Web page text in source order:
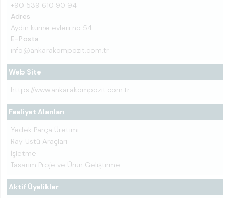
+90 539 610 90 94
Adres
Aydın küme evleri no 54
E-Posta
info@ankarakompozit.com.tr
Web Site
https://www.ankarakompozit.com.tr
Faaliyet Alanları
Yedek Parça Üretimi
Ray Üstü Araçları
İşletme
Tasarım Proje ve Ürün Geliştirme
Aktif Üyelikler